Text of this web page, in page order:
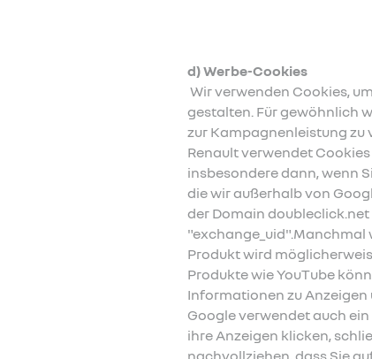
d) Werbe-Cookies
Wir verwenden Cookies,
gestalten. Für gewöhnlich
zur Kampagnenleistung zu
Renault verwendet
insbesondere dann, wenn
die wir außerhalb von
der Domain doubleclick.net
"exchange_uid".Manchmal
Produkt wird
Produkte wie YouTube
Informationen zu Anzeigen
Google verwendet auch
ihre Anzeigen klicken,